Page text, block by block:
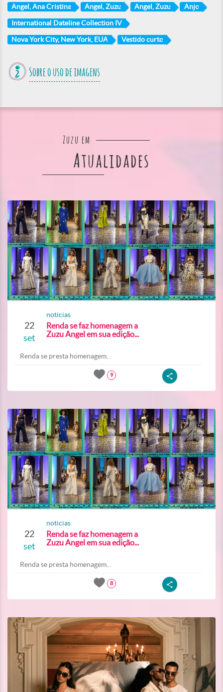
Angel, Ana Cristina Angel, Zuzu Angel, Zuzu Anjo
International Dateline Collection IV
Nova York City, New York, EUA Vestido curto
Sobre o uso de imagens
Zuzu em
Atualidades
22
set
noticias
Renda se faz homenagem a
Zuzu Angel em sua edição...
Renda se presta homenagem...
9
22
set
noticias
Renda se faz homenagem a
Zuzu Angel em sua edição...
Renda se presta homenagem...
8